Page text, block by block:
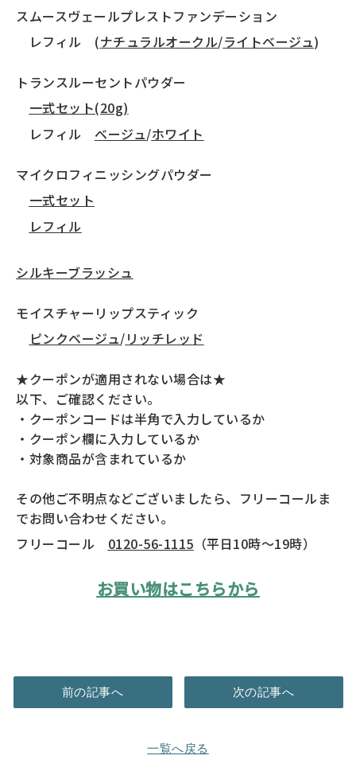
スムースヴェールプレストファンデーション
レフィル (ナチュラルオークル/ライトベージュ)
トランスルーセントパウダー
一式セット(20g)
レフィル ベージュ/ホワイト
マイクロフィニッシングパウダー
一式セット
レフィル
シルキーブラッシュ
モイスチャーリップスティック
ピンクベージュ/リッチレッド
★クーポンが適用されない場合は★
以下、ご確認ください。
・クーポンコードは半角で入力しているか
・クーポン欄に入力しているか
・対象商品が含まれているか
その他ご不明点などございましたら、フリーコールま
でお問い合わせください。
フリーコール 0120-56-1115 （平日10時～19時）
お買い物はこちらから
前の記事へ
一覧へ戻る
次の記事へ